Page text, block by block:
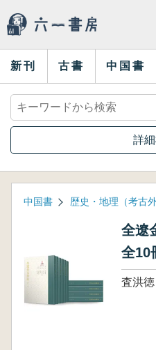
新刊 古書 中国書
詳
中国書 歴史・地理（考古外
全遼
全10
査洪